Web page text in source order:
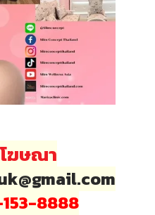
ฆษณา
8888